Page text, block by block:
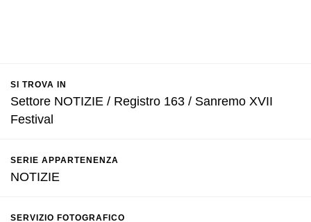
SI TROVA IN
Settore NOTIZIE / Registro 163 / Sanremo XVII
Festival
SERIE APPARTENENZA
NOTIZIE
SERVIZIO FOTOGRAFICO